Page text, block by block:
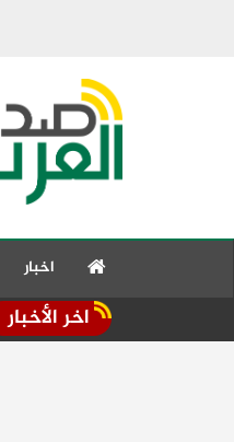
اخبار
اخر الأخبار
جنوب سيناء تتابع تنفيذ